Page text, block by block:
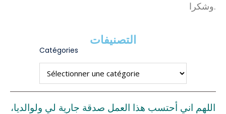
وشكرا.
التصنيفات
Catégories
اللهم اني أحتسب هذا العمل صدقة جارية لي ولوالديا،